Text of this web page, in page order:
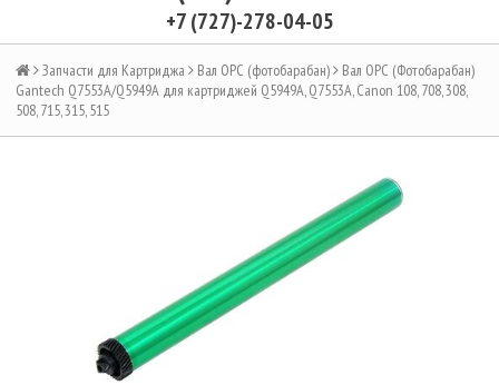
+7 (727)-278-04-05
Запчасти для Картриджа Вал OPC (фотобарабан)
Вал OPC (Фотобарабан)
Gantech Q7553A/Q5949A для картриджей Q5949A, Q7553A, Canon 108, 708, 308,
508, 715, 315, 515